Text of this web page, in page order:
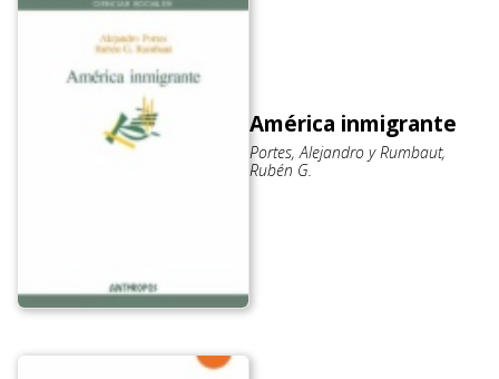
América inmigrante
Portes, Alejandro y Rumbaut,
Rubén G.